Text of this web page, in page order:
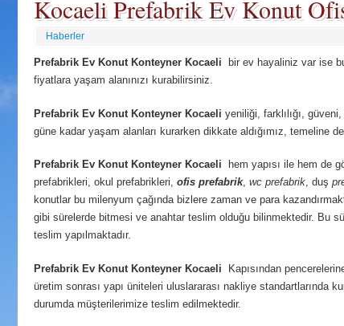
Kocaeli Prefabrik Ev Konut
Haberler
Prefabrik Ev Konut Konteyner Kocaeli bir ev hayaliniz var ise
fiyatlara yaşam alanınızı kurabilirsiniz.
Prefabrik Ev Konut Konteyner Kocaeli yeniliği, farklılığı,
güne kadar yaşam alanları kurarken dikkate aldığımız, temeline
Prefabrik Ev Konut Konteyner Kocaeli hem yapısı ile hem de
prefabrikleri, okul prefabrikleri, ofis prefabrik, wc prefabrik, duş
konutlar bu milenyum çağında bizlere zaman ve para
gibi sürelerde bitmesi ve anahtar teslim olduğu bilinmektedir. Bu
teslim yapılmaktadır.
Prefabrik Ev Konut Konteyner Kocaeli Kapısından
üretim sonrası yapı üniteleri uluslararası nakliye standartlarında
durumda müşterilerimize teslim edilmektedir.